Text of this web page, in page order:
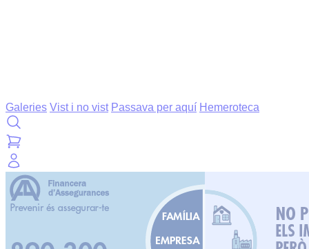
Galeries Vist i no vist Passava per aquí Hemeroteca